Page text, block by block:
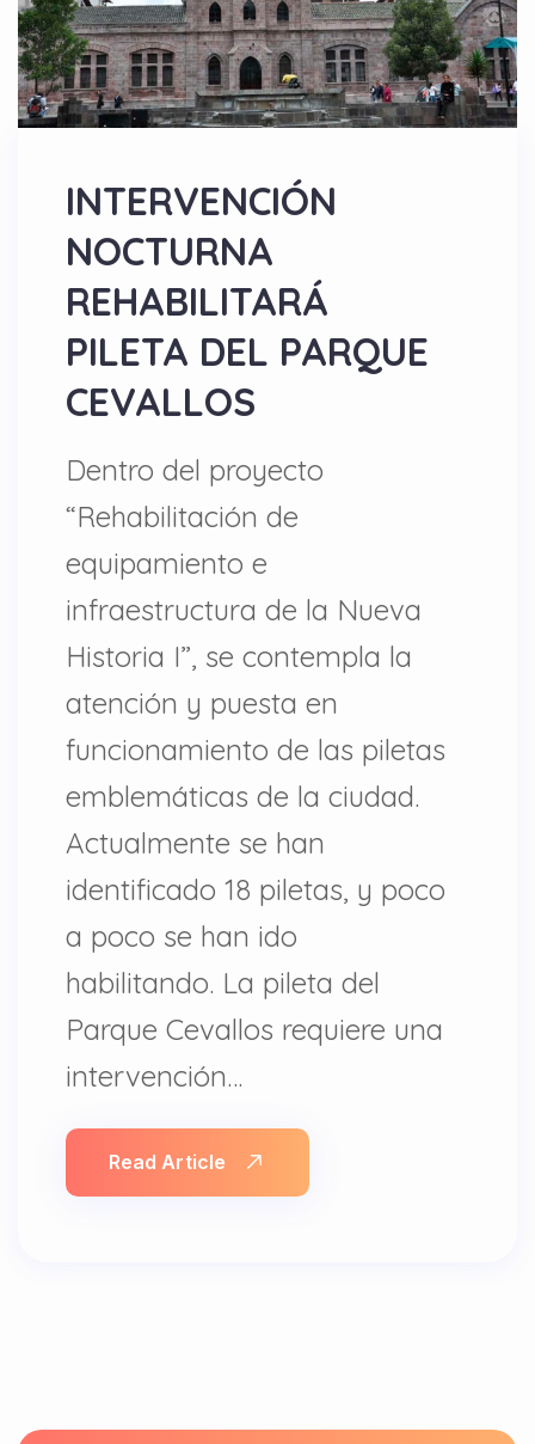
INTERVENCIÓN
NOCTURNA
REHABILITARÁ
PILETA DEL PARQUE
CEVALLOS
Dentro del proyecto
“Rehabilitación de
equipamiento e
infraestructura de la Nueva
Historia I”, se contempla la
atención y puesta en
funcionamiento de las piletas
emblemáticas de la ciudad.
Actualmente se han
identificado 18 piletas, y poco
a poco se han ido
habilitando. La pileta del
Parque Cevallos requiere una
intervención…
Read Article